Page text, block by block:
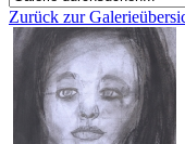
Zurück zur